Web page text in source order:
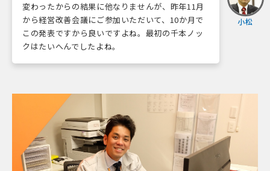
小松
変わったからの結果に他なりませんが、昨年11月
から経営改善会議にご参加いただいて、10か月で
この発表ですから良いですよね。最初の千本ノッ
クはたいへんでしたよね。